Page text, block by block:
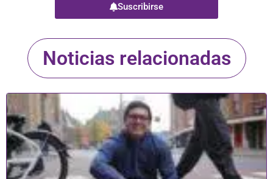
Suscribirse
Noticias relacionadas